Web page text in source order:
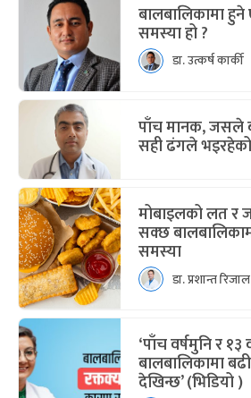
बालबालिकामा
समस्या हो ?
डा. उत्कर्ष कार्की
पाँच मानक, जसले
सही ढंगले
मोबाइलको लत र
सक्छ
समस्या
डा. प्रशान्त रिजाल
‘पाँच वर्षमुनि र १३
बालबालिकामा
देखिन्छ’ (भिडियो )